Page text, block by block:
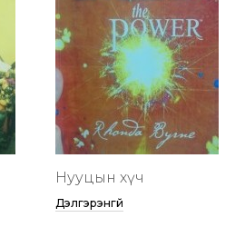
Нууцын хүч
Дэлгэрэнгүй